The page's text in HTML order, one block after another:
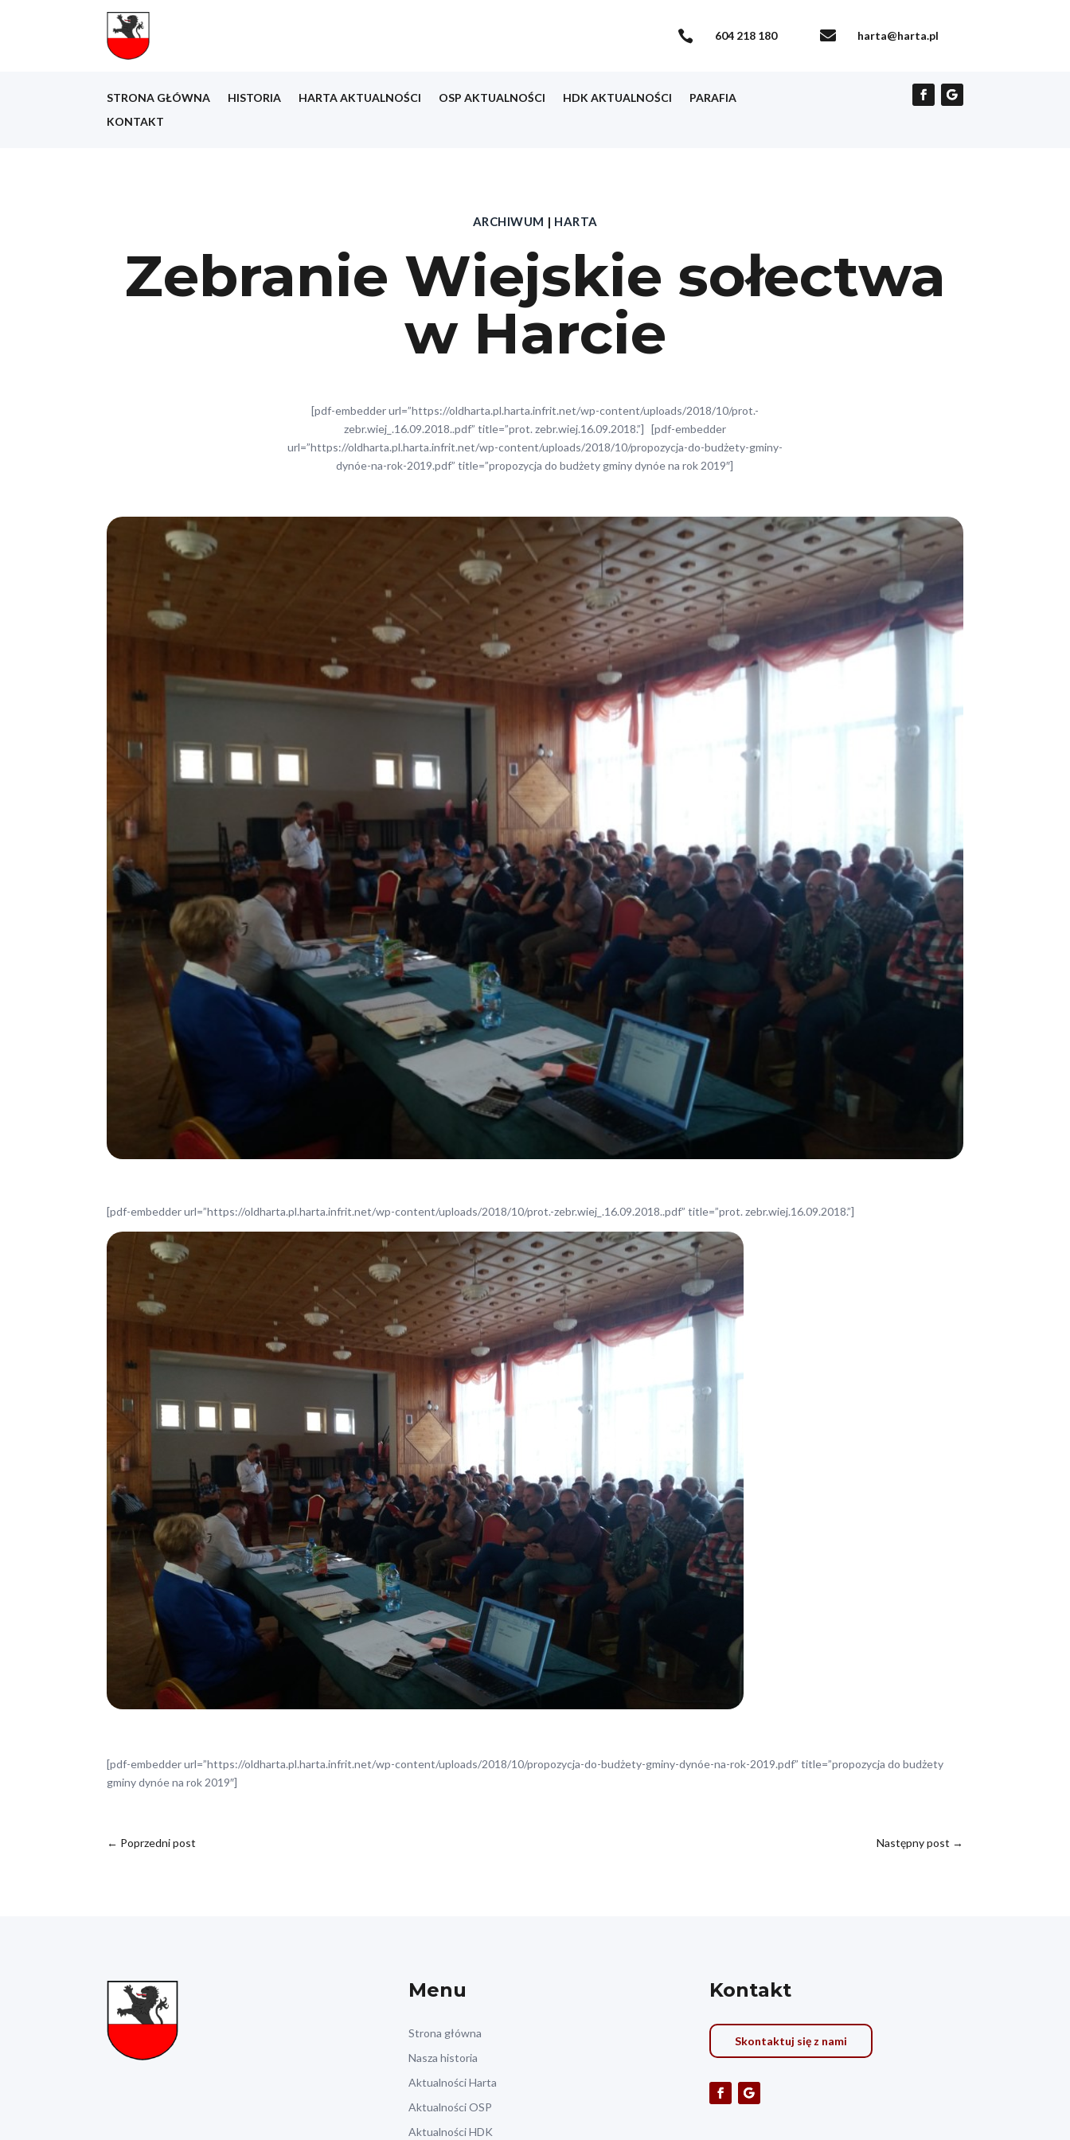
 604 218 180  harta@harta.pl
STRONA GŁÓWNA HISTORIA HARTA AKTUALNOŚCI OSP AKTUALNOŚCI HDK AKTUALNOŚCI
PARAFIA
KONTAKT
ARCHIWUM | HARTA
Zebranie Wiejskie sołectwa
w Harcie
[pdf-embedder url=”https://oldharta.pl.harta.infrit.net/wp-content/uploads/2018/10/prot.-
zebr.wiej_.16.09.2018..pdf” title=”prot. zebr.wiej.16.09.2018.”] [pdf-embedder
url=”https://oldharta.pl.harta.infrit.net/wp-content/uploads/2018/10/propozycja-do-budżety-gminy-
dynóe-na-rok-2019.pdf” title=”propozycja do budżety gminy dynóe na rok 2019″]
[pdf-embedder url=”https://oldharta.pl.harta.infrit.net/wp-content/uploads/2018/10/prot.-zebr.wiej_.16.09.2018..pdf” title=”prot. zebr.wiej.16.09.2018.”]
[pdf-embedder url=”https://oldharta.pl.harta.infrit.net/wp-content/uploads/2018/10/propozycja-do-budżety-gminy-dynóe-na-rok-2019.pdf” title=”propozycja do budżety
gminy dynóe na rok 2019″]
← Poprzedni post Następny post →
Menu
Strona główna
Nasza historia
Aktualności Harta
Aktualności OSP
Aktualności HDK
Kontakt
Skontaktuj się z nami